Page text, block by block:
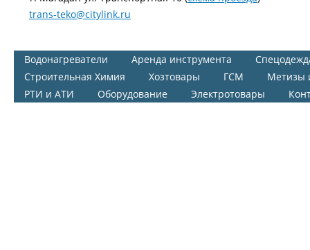
trans-teko@citylink.ru
Водонагреватели Аренда инструмента
Строительная Химия
Хозтовары ГСМ
Метизы
РТИ и АТИ
Оборудование Электротовары